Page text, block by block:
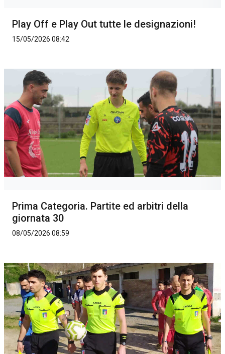
Play Off e Play Out tutte le designazioni!
15/05/2026 08:42
Prima Categoria. Partite ed arbitri della
giornata 30
08/05/2026 08:59